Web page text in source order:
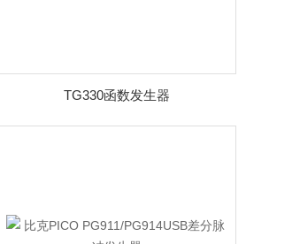
TG330函数发生器